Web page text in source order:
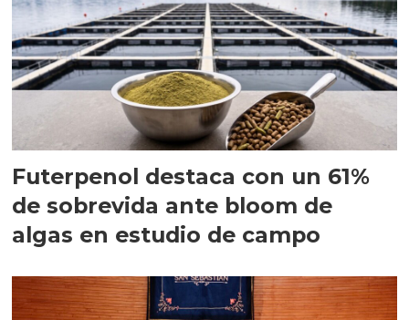
Futerpenol destaca con un 61%
de sobrevida ante bloom de
algas en estudio de campo